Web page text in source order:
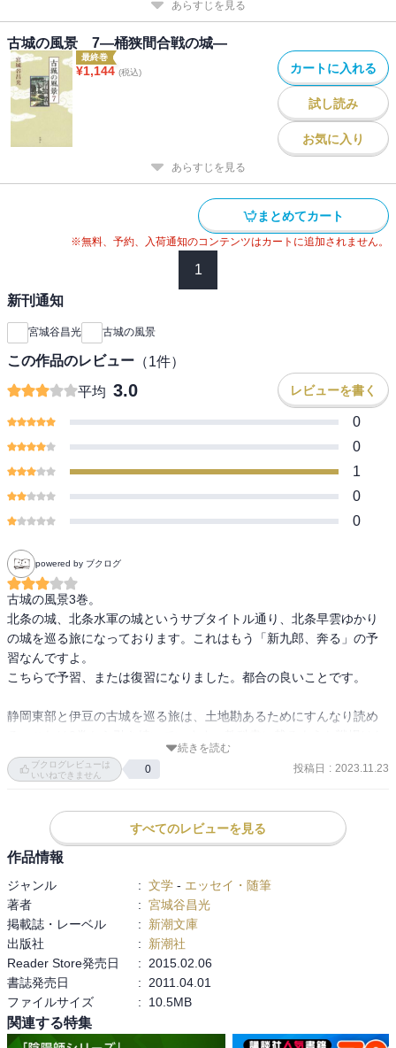
あらすじを見る
古城の風景 7―桶狭間合戦の城―
最終巻
¥1,144 (税込) カートに入れる
試し読み
お気に入り
あらすじを見る
まとめてカート
※無料、予約、入荷通知のコンテンツはカートに追加されません。
1
新刊通知
宮城谷昌光 古城の風景
この作品のレビュー （1件）
平均 3.0 レビューを書く
0
0
1
0
0
powered by ブクログ
古城の風景3巻。
北条の城、北条水軍の城というサブタイトル通り、北条早雲ゆかり
の城を巡る旅になっております。これはもう「新九郎、奔る」の予
習なんですよ。
こちらで予習、または復習になりました。都合の良いことです。
静岡東部と伊豆の古城を巡る旅は、土地勘あるためにすんなり読め
いけども、それぞれの城に、それぞれの歴史があるということの発
見の3巻でした。
多くの歴史が生まれるのでしょうね。郷土資料館とかめぐったら楽
しいんだろうなぁ。役所がその役割を果たしているというのは驚き
でした。書類関係でしか行かないのでね。
地元贔屓は多分にあるけども、今川・武田・北条に挟まれた静岡と
いう土地は面白い歴史が豊富であると思います。
いや、うちの地元も面白いぞ、という声が全国から上がりそうです
ね。そういう時代ですよ、戦国時代。
続きを読む
ブクログレビューは
いいねできません
0 投稿日 : 2023.11.23
すべてのレビューを見る
作品情報
ジャンル : 文学 - エッセイ・随筆
著者
: 宮城谷昌光
掲載誌・レーベル
:
新潮文庫
出版社
:
新潮社
Reader Store発売日
:
2015.02.06
書誌発売日
:
2011.04.01
ファイルサイズ
: 10.5MB
関連する特集